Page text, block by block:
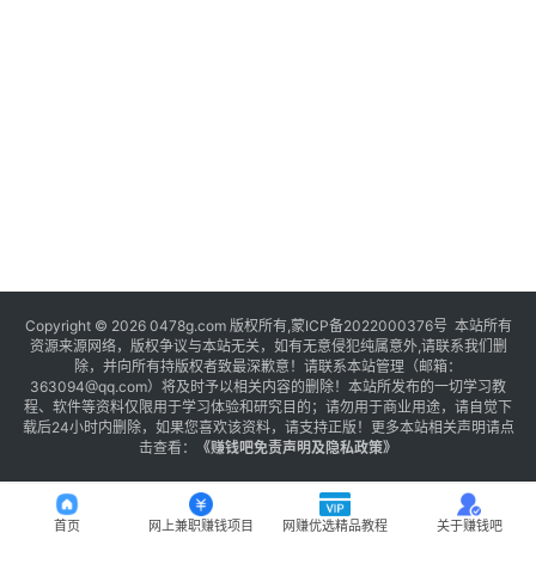
Copyright © 2026 0478g.com 版权所有,蒙ICP备2022000376号 本站所有
资源来源网络，版权争议与本站无关，如有无意侵犯纯属意外,请联系我们删
除，并向所有持版权者致最深歉意！请联系本站管理（邮箱：
363094@qq.com）将及时予以相关内容的删除！本站所发布的一切学习教
程、软件等资料仅限用于学习体验和研究目的；请勿用于商业用途，请自觉下
载后24小时内删除，如果您喜欢该资料，请支持正版！更多本站相关声明请点
击查看：
《赚钱吧免责声明及隐私政策》
首页 网上兼职赚钱项目 网赚优选精品教程 关于赚钱吧